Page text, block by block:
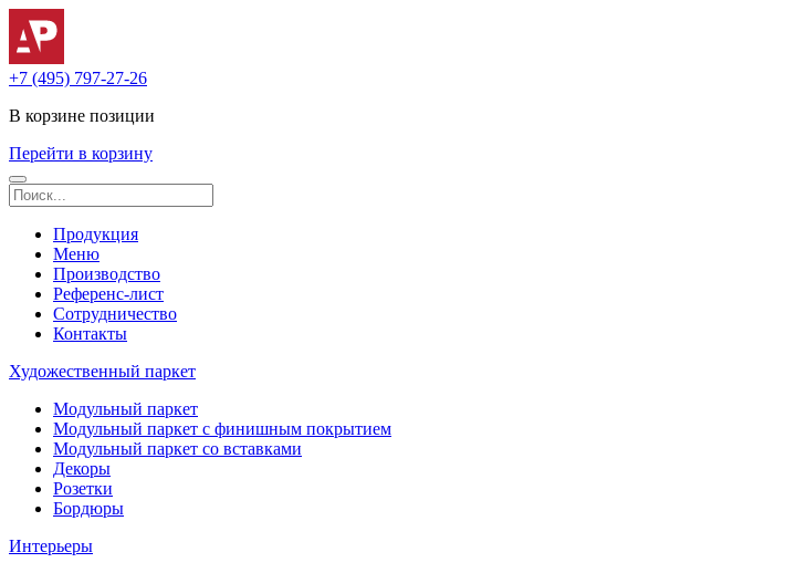
+7 (495) 797-27-26
В корзине позиции
Перейти в корзину
Продукция
Меню
Производство
Референс-лист
Сотрудничество
Контакты
Художественный паркет
Модульный паркет
Модульный паркет с финишным покрытием
Модульный паркет со вставками
Декоры
Розетки
Бордюры
Интерьеры